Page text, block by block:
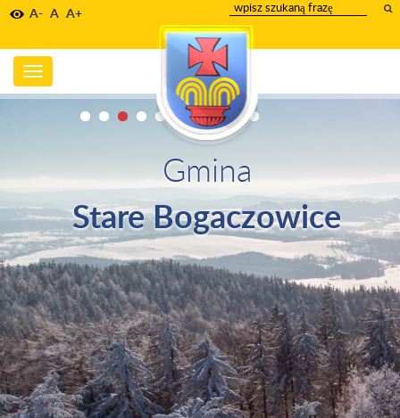
A- A A+
wpisz
szukany
tekst
Toggle
navigation
Gmina
Stare Bogaczowice